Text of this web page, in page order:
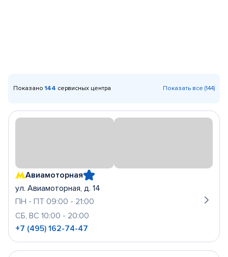
Показано 144 сервисных центра Показать все (144)
Авиамоторная
ул. Авиамоторная, д. 14
ПН - ПТ 09:00 - 21:00
СБ, ВС 10:00 - 20:00
+7 (495) 162-74-47